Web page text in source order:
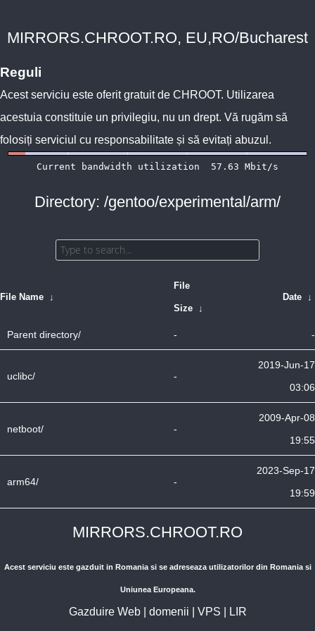
MIRRORS.CHROOT.RO, EU,RO/Bucharest
Reguli
Acest serviciu este oferit gratuit de CHROOT. Utilizarea
acestuia constituie un privilegiu, nu un drept. Vă rugăm să
folosiți serviciul cu responsabilitate și să evitați abuzul.
Directory: /gentoo/experimental/arm/
File Name ↓
File
Size ↓
Date ↓
Parent directory/ - -
uclibc/ -
2019-Jun-17
03:06
netboot/ -
2009-Apr-08
19:55
arm64/ -
2023-Sep-17
19:59
MIRRORS.CHROOT.RO
Acest serviciu este gazduit in Romania si se adreseaza utilizatorilor din Romania si
Uniunea Europeana.
Gazduire Web| domenii VPS LIR